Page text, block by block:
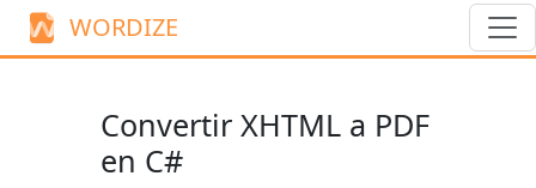
WORDIZE
Convertir XHTML a PDF
en C#